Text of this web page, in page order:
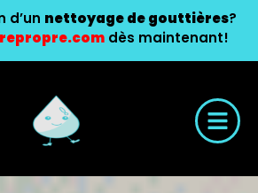
d’un nettoyage de gouttières?
dès maintenant!